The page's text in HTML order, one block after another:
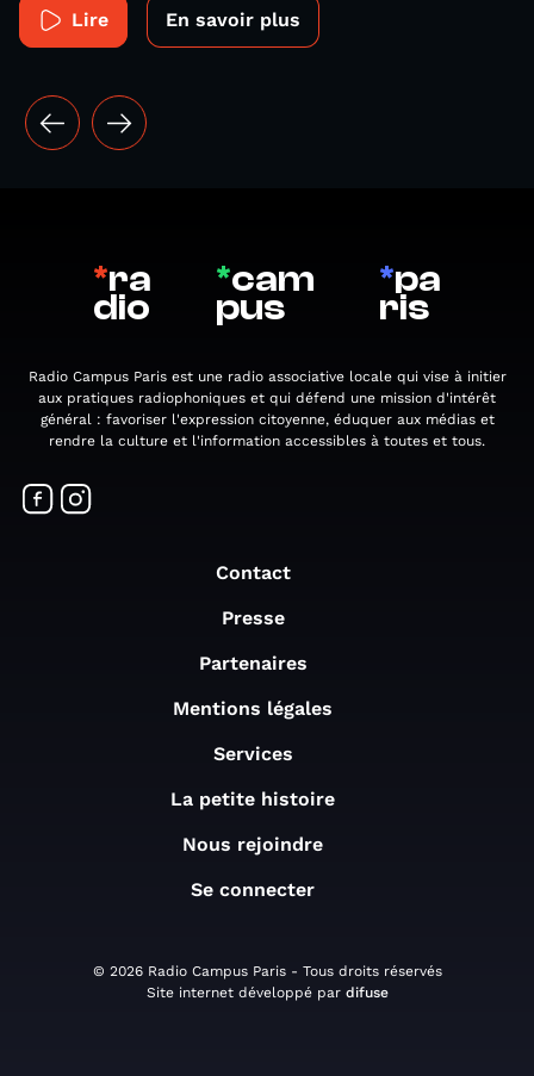
Lire En savoir plus
*ra
dio
*cam
pus
*pa
ris
Radio Campus Paris est une radio associative locale qui vise à initier
aux pratiques radiophoniques et qui défend une mission d'intérêt
général : favoriser l'expression citoyenne, éduquer aux médias et
rendre la culture et l'information accessibles à toutes et tous.
Contact
Presse
Partenaires
Mentions légales
Services
La petite histoire
Nous rejoindre
Se connecter
© 2026 Radio Campus Paris - Tous droits réservés
Site internet développé par difuse